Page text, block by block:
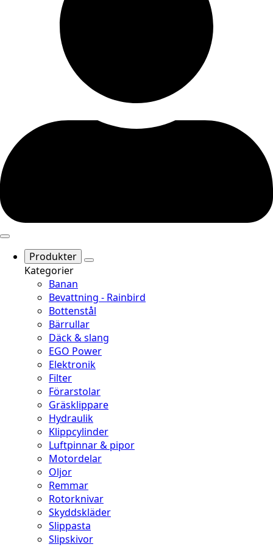
Produkter
Kategorier
Banan
Bevattning - Rainbird
Bottenstål
Bärrullar
Däck & slang
EGO Power
Elektronik
Filter
Förarstolar
Gräsklippare
Hydraulik
Klippcylinder
Luftpinnar & pipor
Motordelar
Oljor
Remmar
Rotorknivar
Skyddskläder
Slippasta
Slipskivor